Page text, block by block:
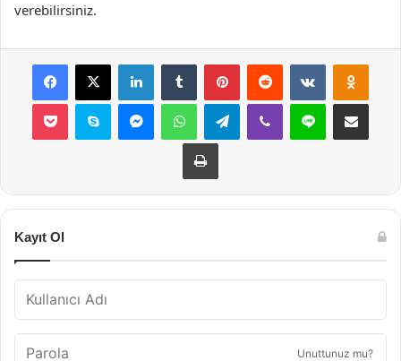
verebilirsiniz.
Facebook
X LinkedInTumblr PinterestReddit VKontakte
Pocket Skype MessengerWhatsAppTelegramViber Line E-Posta ile
Yazdır
Kayıt Ol
Unuttunuz mu?